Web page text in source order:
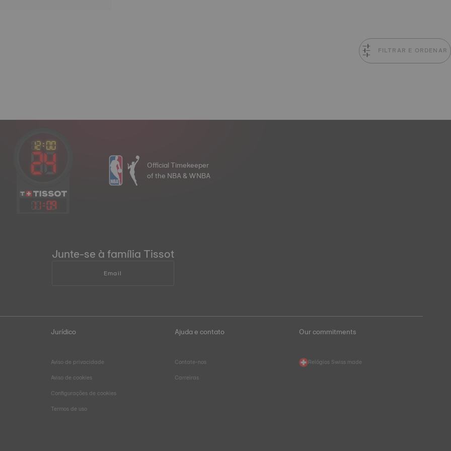
FILTRAR E ORDENAR
11:09
Official Timekeeper
of the NBA & WNBA
Junte-se à família Tissot
Email
Jurídico
Aviso de privacidade
Aviso de cookies
Configurações de cookies
Termos de uso
Ajuda e contato
Contate-nos
Carreiras
Our commitments
Relógios Swiss made